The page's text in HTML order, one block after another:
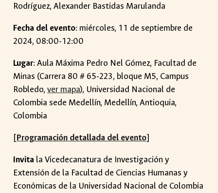
Rodríguez, Alexander Bastidas Marulanda
Fecha del evento: miércoles, 11 de septiembre de
2024, 08:00-12:00
Lugar:Aula Máxima Pedro Nel Gómez, Facultad de
Minas (Carrera 80 # 65-223, bloque M5, Campus
Robledo, ver mapa), Universidad Nacional de
Colombia sede Medellín, Medellín, Antioquia,
Colombia
[Programación detallada del evento]
Invita la Vicedecanatura de Investigación y
Extensión de la Facultad de Ciencias Humanas y
Económicas de la Universidad Nacional de Colombia